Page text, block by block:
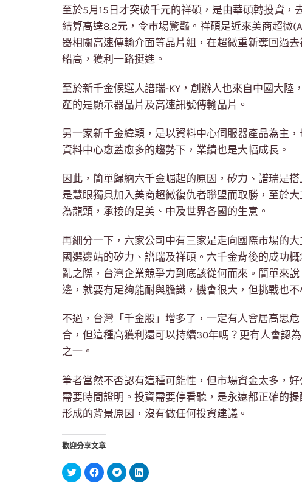
至於5月15日才突破千元的祥碩，是由華碩轉投資，
結算高達8.2元，令市場驚豔。祥碩是近來美商超微
器相關高速傳輸介面等晶片組，在超微重新奪回過
船高，獲利一路挺進。
至於新千金候選人譜瑞-KY，創辦人也來自中國大陸
產的是顯示器晶片及高速訊號傳輸晶片。
另一家新千金緯穎，是以資料中心伺服器產品為主
資料中心愈蓋愈多的趨勢下，業績也是大幅成長。
因此，簡單歸納六千金崛起的原因，矽力、譜瑞是
是慧眼獨具加入美商超微復仇者聯盟而取勝，至於
為龍頭，承接的是美、中及世界各國的生意。
再細分一下，六家公司中有三家是走向國際市場的
國選邊站的矽力、譜瑞及祥碩。六千金背後的成功
亂之際，台灣企業競爭力到底該從何而來。簡單來
邊，就要有足夠能耐與膽識，機會很大，但挑戰也不
不過，台灣「千金股」增多了，一定有人會居高思
合，但這種高獲利還可以持續30年嗎？更有人會認
之一。
筆者當然不否認有這種可能性，但市場資金太多，
需要時間證明。投資需要停看聽，是永遠都正確的
形成的背景原因，沒有做任何投資建議。
歡迎分享文章
分
享
按
一
按
一
分
享